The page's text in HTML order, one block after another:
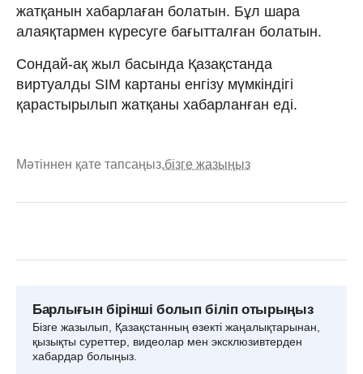
жатқанын хабарлаған болатын. Бұл шара
алаяқтармен күресуге бағытталған болатын.
Сондай-ақ жыл басында Қазақстанда
виртуалды SIM картаны енгізу мүмкіндігі
қарастырылып жатқаны хабарланған еді.
Мәтіннен қате тапсаңыз,бізге жазыңыз
Барлығын бірінші болып біліп отырыңыз
Бізге жазылып, Қазақстанның өзекті жаңалықтарынан,
қызықты суреттер, видеолар мен эксклюзивтерден
хабардар болыңыз.